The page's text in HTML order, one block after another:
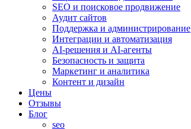
SEO и поисковое продвижение
Аудит сайтов
Поддержка и администрирование
Интеграции и автоматизация
AI-решения и AI-агенты
Безопасность и защита
Маркетинг и аналитика
Контент и дизайн
Цены
Отзывы
Блог
seo